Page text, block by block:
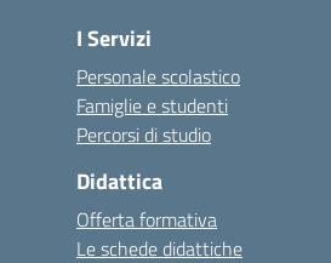
I Servizi
Personale scolastico
Famiglie e studenti
Percorsi di studio
Didattica
Offerta formativa
Le schede didattiche